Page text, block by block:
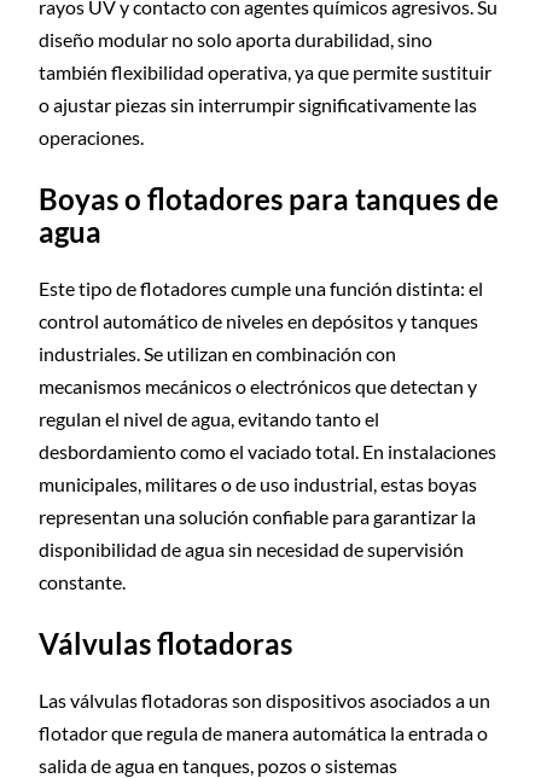
rayos UV y contacto con agentes químicos agresivos. Su
diseño modular no solo aporta durabilidad, sino
también flexibilidad operativa, ya que permite sustituir
o ajustar piezas sin interrumpir significativamente las
operaciones.
Boyas o flotadores para tanques de
agua
Este tipo de flotadores cumple una función distinta: el
control automático de niveles en depósitos y tanques
industriales. Se utilizan en combinación con
mecanismos mecánicos o electrónicos que detectan y
regulan el nivel de agua, evitando tanto el
desbordamiento como el vaciado total. En instalaciones
municipales, militares o de uso industrial, estas boyas
representan una solución confiable para garantizar la
disponibilidad de agua sin necesidad de supervisión
constante.
Válvulas flotadoras
Las válvulas flotadoras son dispositivos asociados a un
flotador que regula de manera automática la entrada o
salida de agua en tanques, pozos o sistemas